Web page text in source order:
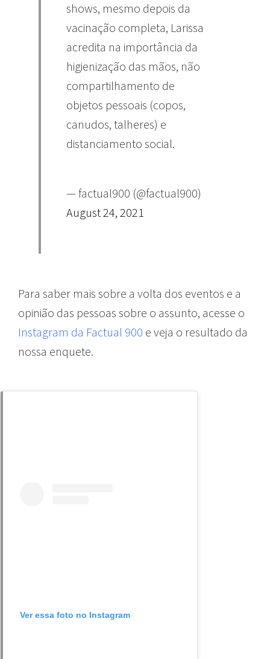
shows, mesmo depois da
vacinação completa, Larissa
acredita na importância da
higienização das mãos, não
compartilhamento de
objetos pessoais (copos,
canudos, talheres) e
distanciamento social.
— factual900 (@factual900)
August 24, 2021
Para saber mais sobre a volta dos eventos e a
opinião das pessoas sobre o assunto, acesse o
Instagram da Factual 900 e veja o resultado da
nossa enquete.
Ver essa foto no Instagram